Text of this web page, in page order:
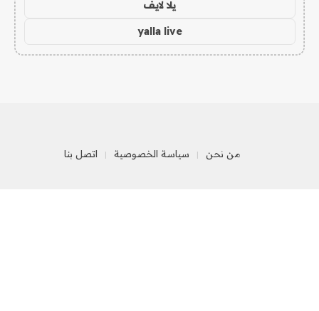
يلا لايف
yalla live
من نحن سياسة الخصوصية اتصل بنا